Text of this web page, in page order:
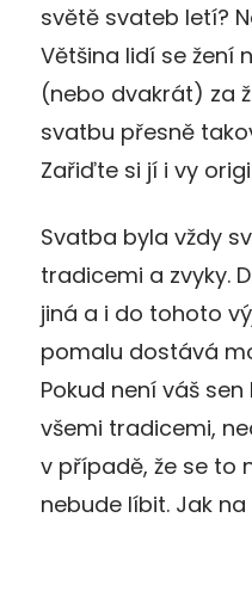
světě svateb letí?
Většina lidí se žení
(nebo dvakrát) za
svatbu přesně
Zařiďte si jí i vy
Svatba byla vždy
tradicemi a zvyky.
jiná a i do tohoto
pomalu dostává
Pokud není váš
všemi tradicemi,
v případě, že se to
nebude líbit. Jak na